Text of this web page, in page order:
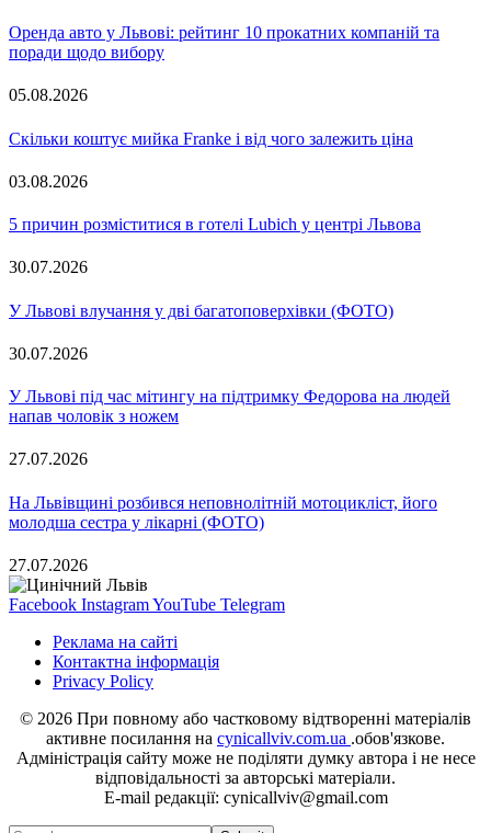
Оренда авто у Львові: рейтинг 10 прокатних компаній та
поради щодо вибору
05.08.2026
Скільки коштує мийка Franke і від чого залежить ціна
03.08.2026
5 причин розміститися в готелі Lubich у центрі Львова
30.07.2026
У Львові влучання у дві багатоповерхівки (ФОТО)
30.07.2026
У Львові під час мітингу на підтримку Федорова на людей
напав чоловік з ножем
27.07.2026
На Львівщині розбився неповнолітній мотоцикліст, його
молодша сестра у лікарні (ФОТО)
27.07.2026
Facebook InstagramYouTube Telegram
Реклама на сайті
Контактна інформація
Privacy Policy
© 2026 При повному або частковому відтворенні матеріалів
активне посилання на cynicallviv.com.ua .обов'язкове.
Адміністрація сайту може не поділяти думку автора і не несе
відповідальності за авторські матеріали.
E-mail редакції: cynicallviv@gmail.com